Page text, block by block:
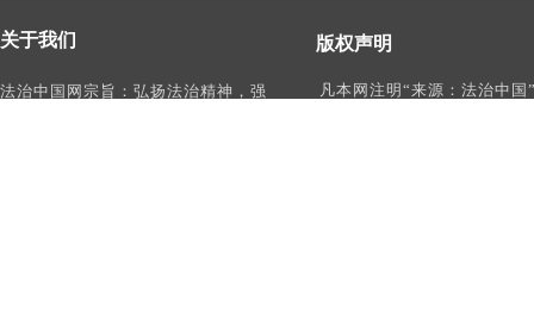
版权声明
凡本网注明“来源：法治中国
关于我们
法治中国网宗旨：弘扬法治精神，强